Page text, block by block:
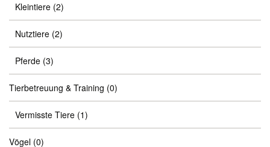
Kleintiere (2)
Nutztiere (2)
Pferde (3)
Tierbetreuung & Training (0)
Vermisste Tiere (1)
Vögel (0)